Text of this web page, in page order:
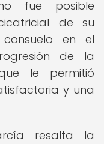
fue posible
de su
en el
de la
le permitió
y una
resalta la